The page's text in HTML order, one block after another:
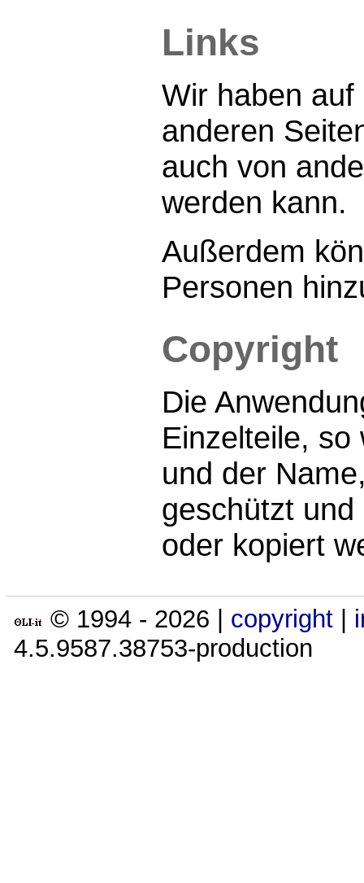
Links
Wir haben
anderen
auch von
werden kann.
Außerdem
Personen
Copyright
Die
Einzelteile,
und der
geschützt
oder kopiert
© 1994 - 2026 | copyright |
4.5.9587.38753-production